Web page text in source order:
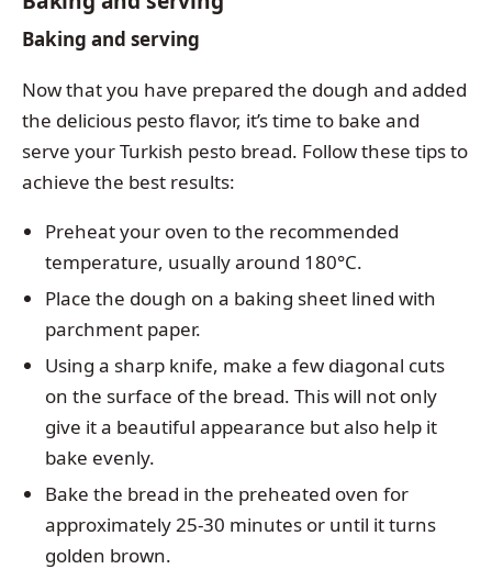
Baking and serving
Now that you have prepared the dough and added
the delicious pesto flavor, it’s time to bake and
serve your Turkish pesto bread. Follow these tips to
achieve the best results:
Preheat your oven to the recommended
temperature, usually around 180°C.
Place the dough on a baking sheet lined with
parchment paper.
Using a sharp knife, make a few diagonal cuts
on the surface of the bread. This will not only
give it a beautiful appearance but also help it
bake evenly.
Bake the bread in the preheated oven for
approximately 25-30 minutes or until it turns
golden brown.